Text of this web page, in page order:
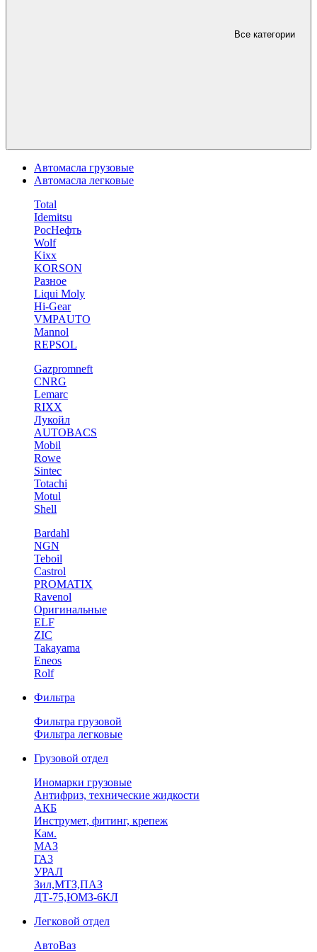
Все категории
Автомасла грузовые
Автомасла легковые
Total
Idemitsu
РосНефть
Wolf
Kixx
KORSON
Разное
Liqui Moly
Hi-Gear
VMPAUTO
Mannol
REPSOL
Gazpromneft
CNRG
Lemarc
RIXX
Лукойл
AUTOBACS
Mobil
Rowe
Sintec
Totachi
Motul
Shell
Bardahl
NGN
Teboil
Castrol
PROMATIX
Ravenol
Оригинальные
ELF
ZIC
Takayama
Eneos
Rolf
Фильтра
Фильтра грузовой
Фильтра легковые
Грузовой отдел
Иномарки грузовые
Антифриз, технические жидкости
АКБ
Инструмет, фитинг, крепеж
Кам.
МАЗ
ГА3
УРАЛ
Зил,МТЗ,ПАЗ
ДТ-75,ЮМЗ-6КЛ
Легковой отдел
АвтоВаз